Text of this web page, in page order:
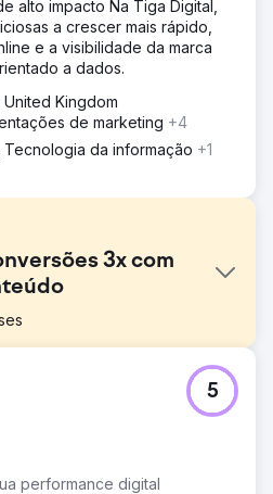
alto impacto Na Tiga Digital,
a crescer mais rápido,
e a visibilidade da marca
a dados.
Kingdom
de marketing +4
da informação +1
3x com
de tecnologia de RH tinha um
leads. O blog carecia de
para recursos ou casos de
performance digital
5